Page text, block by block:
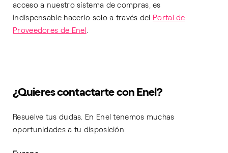
acceso a nuestro sistema de compras, es
indispensable hacerlo solo a través del Portal de
Proveedores de Enel.
¿Quieres contactarte con Enel?
Resuelve tus dudas. En Enel tenemos muchas
oportunidades a tu disposición: